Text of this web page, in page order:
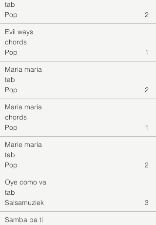
tab
Pop
2
Evil ways
chords
Pop
1
Maria maria
tab
Pop
2
Maria maria
chords
Pop
1
Marie maria
tab
Pop
2
Oye como va
tab
Salsamuziek
3
Samba pa ti